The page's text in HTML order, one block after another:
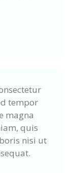
tempor
magna
quis
nisi ut